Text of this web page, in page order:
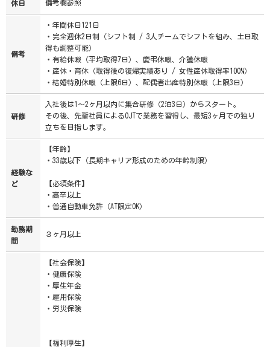
休日 備考欄参照
備考
・年間休日121日
・完全週休2日制（シフト制 / 3人チームでシフトを組み、土日取
得も調整可能）
・有給休暇（平均取得7日）、慶弔休暇、介護休暇
・産休・育休（取得後の復帰実績あり / 女性産休取得率100%）
・結婚特別休暇（上限6日）、配偶者出産特別休暇（上限3日）
研修
入社後は1～2ヶ月以内に集合研修（2泊3日）からスタート。
その後、先輩社員によるOJTで業務を習得し、最短3ヶ月での独り
立ちを目指します。
経験な
ど
【年齢】
・33歳以下（長期キャリア形成のための年齢制限）
【必須条件】
・高卒以上
・普通自動車免許（AT限定OK）
勤務期
間
３ヶ月以上
【社会保険】
・健康保険
・厚生年金
・雇用保険
・労災保険
【福利厚生】